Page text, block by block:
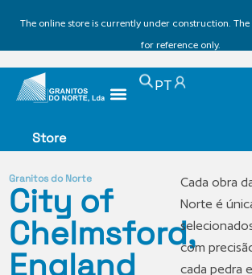
The online store is currently under construction.
for reference only.
PT
Store
Granitos do Norte
City of
Chelmsford,
England
Cada obra
Norte é
com
cada pedra